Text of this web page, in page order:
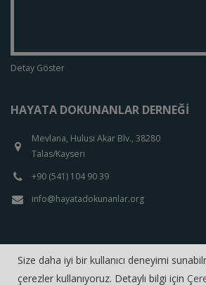
Detay Göster
HAYATA DOKUNANLAR DERNEĞI
Mevlana, Hulusi Akar Blv., 38280
Talas/Kayseri
+90 (541) 104 90 39
info@hayatadokunanlar.org
Size daha iyi bir kullanıcı deneyimi
çerezler kullanıyoruz. Detaylı bilgi için